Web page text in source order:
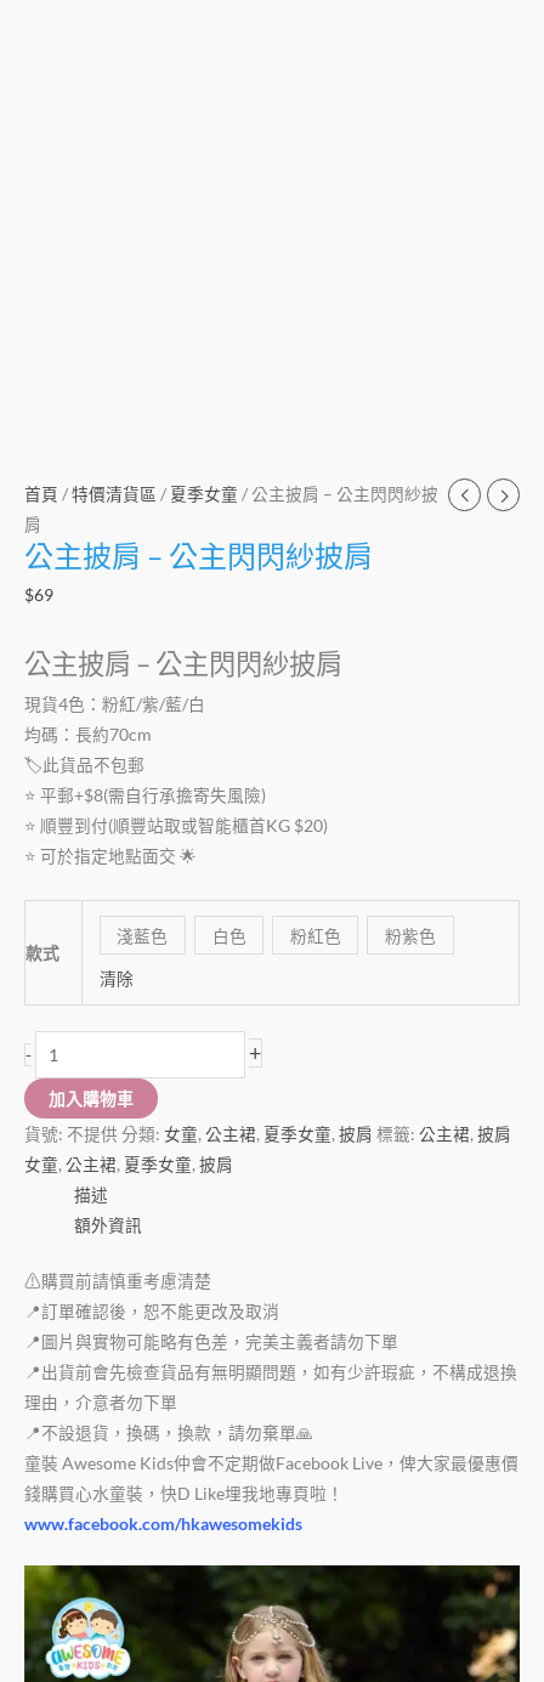
首頁 /特價清貨區 / 夏季女童 / 公主披肩 – 公主閃閃紗披
肩
公主披肩 – 公主閃閃紗披肩
$69
公主披肩 – 公主閃閃紗披肩
現貨4色：粉紅/紫/藍/白
均碼：長約70cm
🏷此貨品不包郵
⭐️ 平郵+$8(需自行承擔寄失風險)
⭐️ 順豐到付(順豐站取或智能櫃首KG $20)
⭐️ 可於指定地點面交 🌟
款式
淺藍色 白色 粉紅色 粉紫色
清除
- +
加入購物車
貨號: 不提供 分類: 女童, 公主裙, 夏季女童, 披肩 標籤: 公主裙, 披肩
女童, 公主裙, 夏季女童, 披肩
描述
額外資訊
⚠購買前請慎重考慮清楚
📍訂單確認後，恕不能更改及取消
📍圖片與實物可能略有色差，完美主義者請勿下單
📍出貨前會先檢查貨品有無明顯問題，如有少許瑕疵，不構成退換
理由，介意者勿下單
📍不設退貨，換碼，換款，請勿棄單🙏
童裝 Awesome Kids仲會不定期做Facebook Live，俾大家最優惠價
錢購買心水童裝，快D Like埋我地專頁啦！
www.facebook.com/hkawesomekids